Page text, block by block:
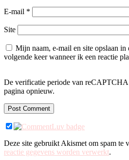
E-mail *
Site
Mijn naam, e-mail en site opslaan in
volgende keer wanneer ik een reactie
De verificatie periode van
pagina opnieuw.
Deze site gebruikt Akismet om spam te
reactie gegevens worden verwerkt.